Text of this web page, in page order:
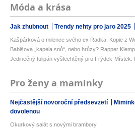
Móda a krása
Jak zhubnout Trendy nehty pro jaro 2025
Kašpárková o milence svého ex Radka: Kopie z
Babišova „kapela snů“, nebo hrůzy? Rapper
Jedinečný tulipán vyšlechtěný pro Frýdek-Místek:
Pro ženy a maminky
Nejčastější novoroční předsevzetí
dovolenou
Okurkový salát s novými brambory